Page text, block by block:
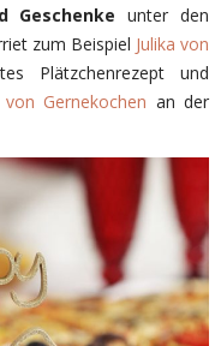
Geschenke unter den
zum Beispiel Julika von
Plätzchenrezept und
Gernekochen an der